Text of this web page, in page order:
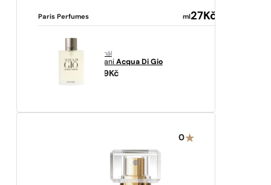
Paris Perfumes ml27Kč
originál
Armani Acqua Di Gio
2109Kč
0